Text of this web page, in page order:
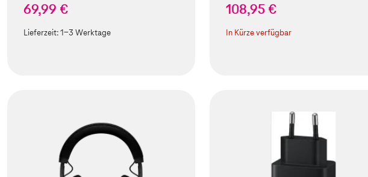
69,99 €
Lieferzeit:1-3 Werktage
108,95 €
In Kürze verfügbar